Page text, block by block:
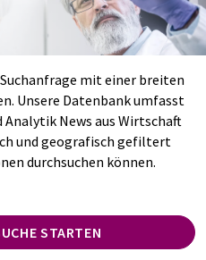
mit einer breiten
Unsere Datenbank umfasst
Analytik News aus Wirtschaft
und geografisch gefiltert
durchsuchen können.
STARTEN